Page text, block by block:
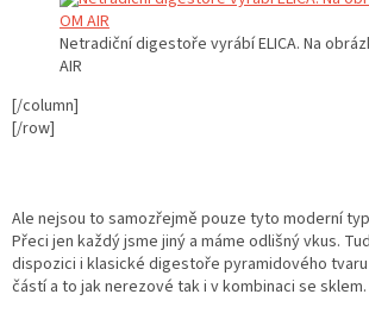
Netradiční digestoře vyrábí ELICA. Na
AIR
[/column]
[/row]
Ale nejsou to samozřejmě pouze tyto moderní
Přeci jen každý jsme jiný a máme odlišný vkus.
dispozici i klasické digestoře pyramidového
částí a to jak nerezové tak i v kombinaci se sklem.